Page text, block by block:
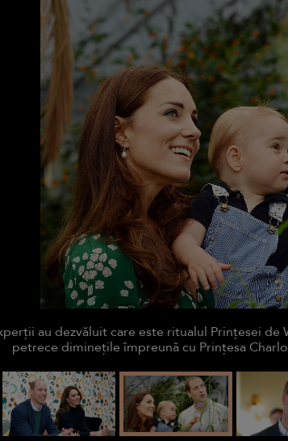
au dezvăluit care este ritualul Prințesei
petrece diminețile împreună cu Prințesa